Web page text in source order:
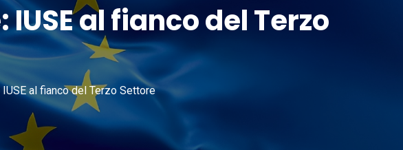
al fianco del Terzo
al fianco del Terzo Settore